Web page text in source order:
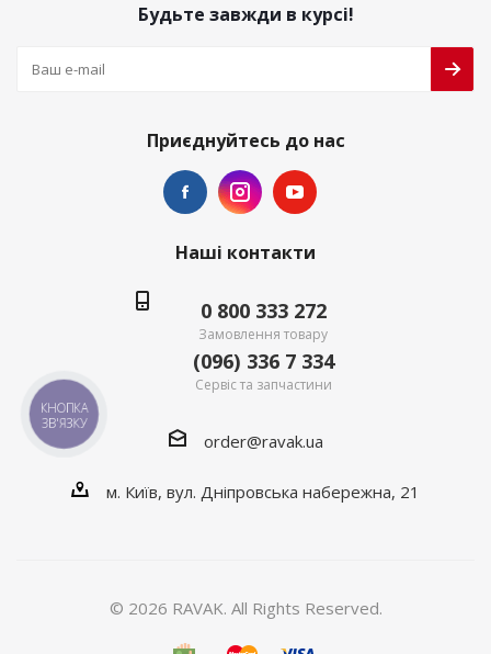
Будьте завжди в курсі!
Приєднуйтесь до нас
Наші контакти
0 800 333 272
Замовлення товару
(096) 336 7 334
Сервіс та запчастини
order@ravak.ua
м. Київ, вул. Дніпровська набережна, 21
© 2026 RAVAK. All Rights Reserved.
КНОПКА
ЗВ'ЯЗКУ